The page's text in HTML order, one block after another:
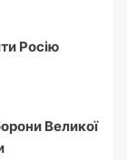
Росію
Великої